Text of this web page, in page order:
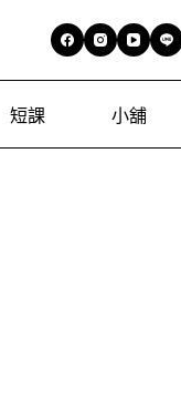
短課 小舖